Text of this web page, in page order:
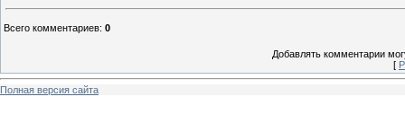
Всего комментариев: 0
Добавлять комментарии
[
Полная версия сайта